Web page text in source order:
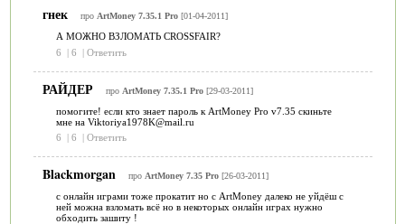
гнек про ArtMoney 7.35.1 Pro[01-04-2011]
А МОЖНО ВЗЛОМАТЬ CROSSFAIR?
6
| 6 | Ответить
РАЙДЕР про ArtMoney 7.35.1 Pro[29-03-2011]
помогите! если кто знает пароль к ArtMoney Pro v7.35 скиньте
мне на Viktoriya1978K@mail.ru
6
| 6 | Ответить
Blackmorgan про ArtMoney 7.35 Pro[26-03-2011]
с онлайн играми тоже прокатит но с ArtMoney далеко не уйдёш с
ней можна взломать всё но в некоторых онлайн играх нужно
обходить зашиту !